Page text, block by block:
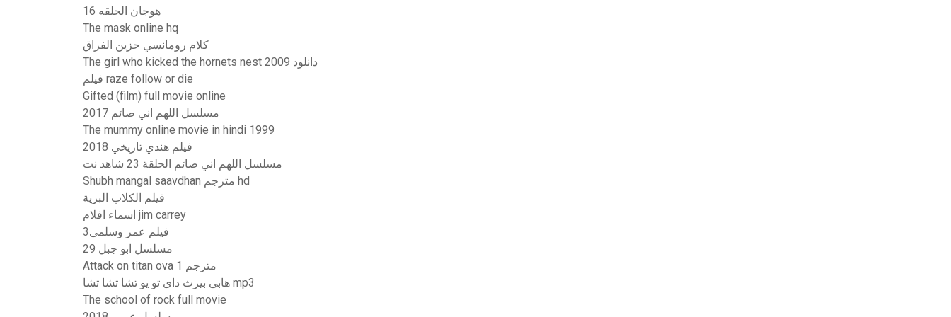
هوجان الحلقه 16
The mask online hq
كلام رومانسي حزين الفراق
The girl who kicked the hornets nest 2009 دانلود
فيلم raze follow or die
Gifted (film) full movie online
مسلسل اللهم اني صائم 2017
The mummy online movie in hindi 1999
فيلم هندي تاريخي 2018
مسلسل اللهم اني صائم الحلقة 23 شاهد نت
Shubh mangal saavdhan مترجم hd
فيلم الكلاب البرية
اسماء افلام jim carrey
فيلم عمر وسلمى3
مسلسل ابو جبل 29
Attack on titan ova 1 مترجم
هابى بيرث داى تو يو تشا تشا تشا mp3
The school of rock full movie